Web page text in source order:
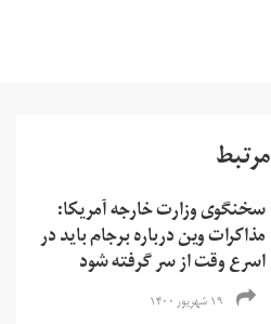
مرتبط
سخنگوی وزارت خارجه آمریکا:
مذاکرات وین درباره برجام باید در
اسرع وقت از سر گرفته شود
۱۹ شهریور ۱۴۰۰